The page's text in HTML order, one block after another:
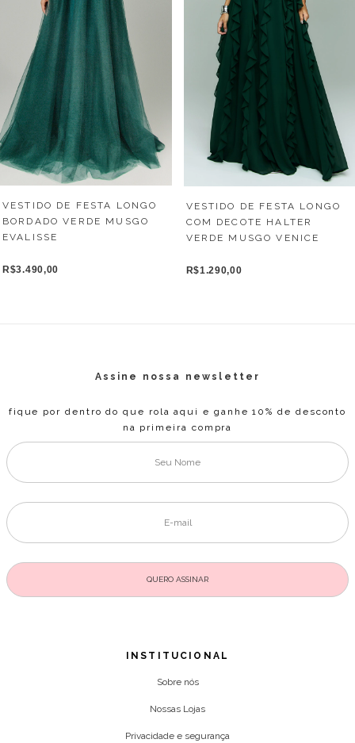
VESTIDO DE FESTA LONGO
BORDADO VERDE MUSGO
EVALISSE
R$3.490,00
VESTIDO DE FESTA LONGO
COM DECOTE HALTER
VERDE MUSGO VENICE
R$1.290,00
Assine nossa newsletter
fique por dentro do que rola aqui e ganhe 10% de desconto
na primeira compra
INSTITUCIONAL
Sobre nós
Nossas Lojas
Privacidade e segurança